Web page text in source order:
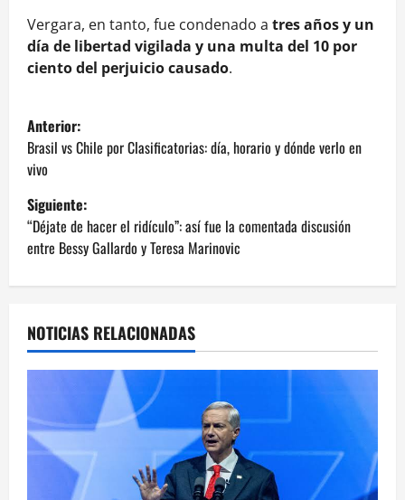
Vergara, en tanto, fue condenado a tres años y un
día de libertad vigilada y una multa del 10 por
ciento del perjuicio causado.
N
a
v
e
c
ó
n
Anterior:
Brasil vs Chile por Clasificatorias: día, horario y dónde verlo en
vivo
Siguiente:
“Déjate de hacer el ridículo”: así fue la comentada discusión
entre Bessy Gallardo y Teresa Marinovic
NOTICIAS RELACIONADAS